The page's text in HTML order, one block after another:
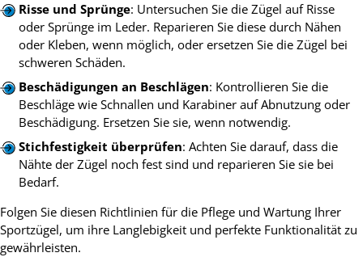
Risse und Sprünge: Untersuchen Sie die Zügel auf Risse
oder Sprünge im Leder. Reparieren Sie diese durch Nähen
oder Kleben, wenn möglich, oder ersetzen Sie die Zügel bei
schweren Schäden.
Beschädigungen an Beschlägen: Kontrollieren Sie die
Beschläge wie Schnallen und Karabiner auf Abnutzung oder
Beschädigung. Ersetzen Sie sie, wenn notwendig.
Stichfestigkeit überprüfen: Achten Sie darauf, dass die
Nähte der Zügel noch fest sind und reparieren Sie sie bei
Bedarf.
Folgen Sie diesen Richtlinien für die Pflege und Wartung Ihrer
Sportzügel, um ihre Langlebigkeit und perfekte Funktionalität zu
gewährleisten.